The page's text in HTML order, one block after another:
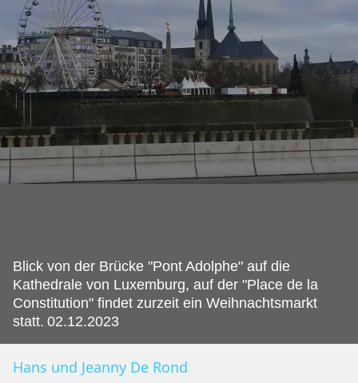
Blick von der Brücke "Pont Adolphe" auf die
Kathedrale von Luxemburg, auf der "Place de la
Constitution" findet zurzeit ein Weihnachtsmarkt
statt. 02.12.2023
Hans und Jeanny De Rond